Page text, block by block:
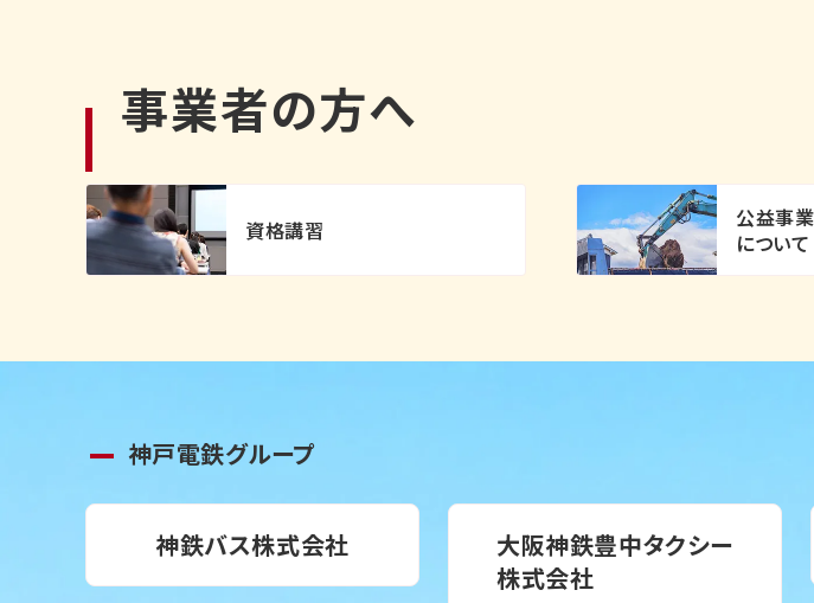
事業者の方へ
資格講習
公益事
について
神戸電鉄グループ
神鉄バス株式会社
大阪神鉄豊中タクシー
株式会社